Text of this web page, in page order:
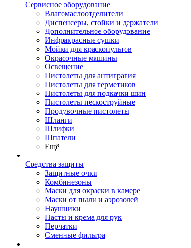
Сервисное оборудование
Влагомаслоотделители
Диспенсеры, стойки и держатели
Дополнительное оборудование
Инфракрасные сушки
Мойки для краскопультов
Окрасочные машины
Освещение
Пистолеты для антигравия
Пистолеты для герметиков
Пистолеты для подкачки шин
Пистолеты пескоструйные
Продувочные пистолеты
Шланги
Шлифки
Шпатели
Ещё
Средства защиты
Защитные очки
Комбинезоны
Маски для окраски в камере
Маски от пыли и аэрозолей
Наушники
Пасты и крема для рук
Перчатки
Сменные фильтра